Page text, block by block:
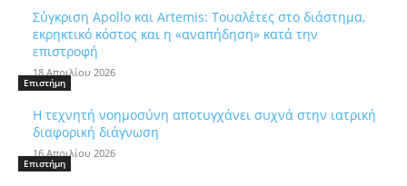
Σύγκριση Apollo και Artemis: Τουαλέτες στο διάστημα,
εκρηκτικό κόστος και η «αναπήδηση» κατά την
επιστροφή
18 Απριλίου 2026
Επιστήμη
Η τεχνητή νοημοσύνη αποτυγχάνει συχνά στην ιατρική
διαφορική διάγνωση
16 Απριλίου 2026
Επιστήμη